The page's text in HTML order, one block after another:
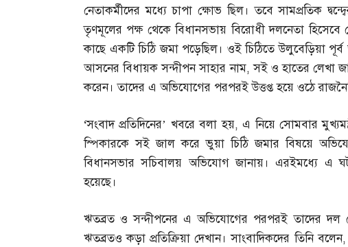
নেতাকর্মীদের মধ্যে চাপা ক্ষোভ ছিল। তবে সামপ্রতিক
তৃণমূলের পক্ষ থেকে বিধানসভায় বিরোধী দলনেতা হিসেবে
কাছে একটি চিঠি জমা পড়েছিল। ওই চিঠিতে উলুবেড়িয়া
আসনের বিধায়ক সন্দীপন সাহার নাম,সই ও হাতের লেখা
করেন। তাদের এ অভিযোগের পরপরই উত্তপ্ত হয়ে ওঠে
‘সংবাদ প্রতিদিনের’ খবরে বলা হয়,এ নিয়ে সোমবার
স্পিকারকে সই জাল করে ভুয়া চিঠি জমার বিষয়ে
বিধানসভার সচিবালয় অভিযোগ জানায়। এরইমধ্যে এ
হয়েছে।
ঋতব্রত ও সন্দীপনের এ অভিযোগের পরপরই তাদের দল
ঋতব্রতও কড়া প্রতিক্রিয়া দেখান। সাংবাদিকদের তিনি বলেন,